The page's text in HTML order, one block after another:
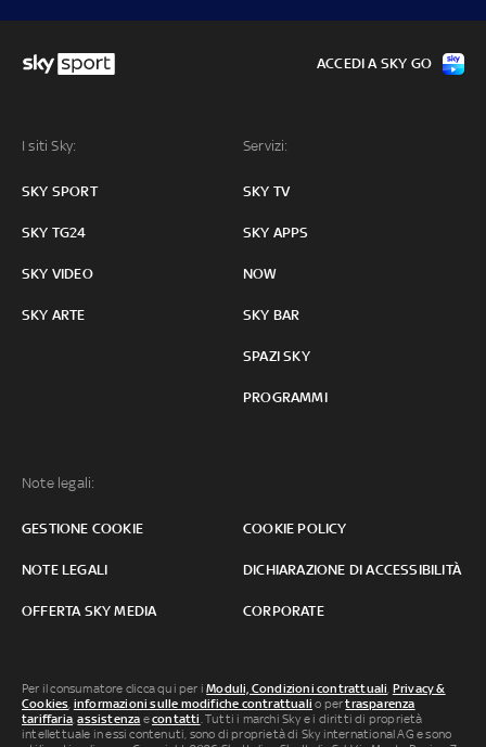
I siti Sky:
SKY SPORT
SKY TG24
SKY VIDEO
SKY ARTE
Servizi:
SKY TV
SKY APPS
NOW
SKY BAR
SPAZI SKY
PROGRAMMI
Note legali:
GESTIONE COOKIE COOKIE POLICY
NOTE LEGALI DICHIARAZIONE DI ACCESSIBILITÀ
OFFERTA SKY MEDIA CORPORATE
ACCEDI A SKY GO
Per il consumatore clicca qui per iModuli, Condizioni contrattuali Privacy &
Cookies informazioni sulle modifiche contrattuali o pertrasparenza
tariffaria ,assistenza econtatti . Tutti i marchi Sky e i diritti di proprietà
intellettuale in essi contenuti, sono di proprietà di Sky international AG e sono